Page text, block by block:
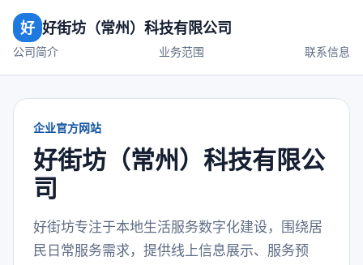
好 好街坊（常州）科技有限公司
公司简介 业务范围 联系信息
企业官方网站
好街坊（常州）科技有限公
司
好街坊专注于本地生活服务数字化建设，围绕居
民日常服务需求，提供线上信息展示、服务预